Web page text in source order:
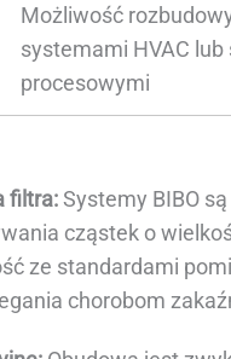
Możliwość
systemami HVAC
procesowymi
filtra:Systemy BIBO
cząstek o
ze standardami
chorobom